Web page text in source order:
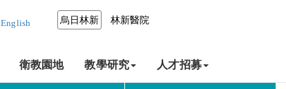
林新醫院
烏日林新
English
衛教園地 教學研究 人才招募